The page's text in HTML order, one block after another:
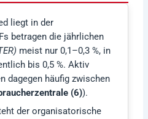
liegt in der
betragen die jährlichen
meist nur 0,1–0,3 %, in
bis 0,5 %. Aktiv
dagegen häufig zwischen
(6)).
der organisatorische